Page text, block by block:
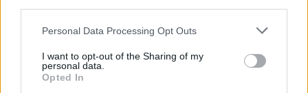
Personal Data Processing Opt Outs
I want to opt-out of the Sharing of my
personal data.
Opted In
Κριστιάνο Ρονάλντο: Είναι ο βασιλιάς του
Instagram – H αξία των αναρτήσεών του
Η λίστα καταρτίζεται με βάση εργαλείο της Nielsen
το οποίο μεταξύ άλλων αξιολογεί τους συνολικούς